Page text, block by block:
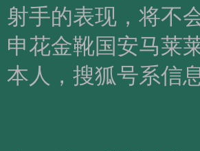
射手的表现，将不
申花金靴国安马莱
本人，搜狐号系信